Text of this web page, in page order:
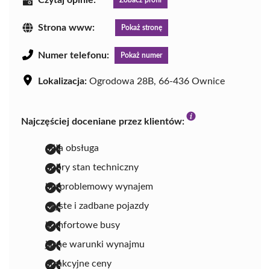
Strona www: Pokaż stronę
Numer telefonu: Pokaż numer
Lokalizacja: Ogrodowa 28B, 66-436 Ownice
Najczęściej doceniane przez klientów:
miła obsługa
dobry stan techniczny
bezproblemowy wynajem
czyste i zadbane pojazdy
komfortowe busy
jasne warunki wynajmu
atrakcyjne ceny